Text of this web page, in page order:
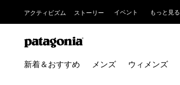
アクティビズム ストーリー イベント もっと見る
新着＆おすすめ メンズ ウィメンズ